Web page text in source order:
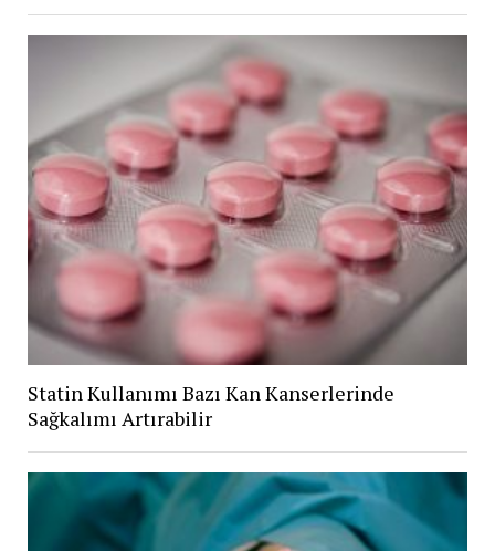
Statin Kullanımı Bazı Kan Kanserlerinde
Sağkalımı Artırabilir